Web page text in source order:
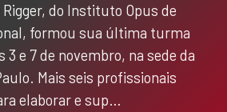
do Instituto Opus de
formou sua última turma
3 e 7 de novembro, na sede da
Mais seis profissionais
elaborar e sup…